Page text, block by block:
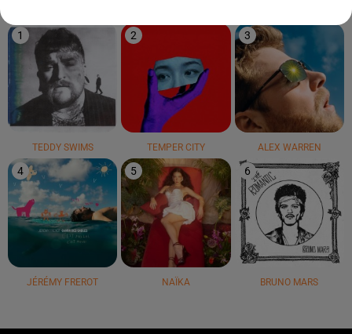
1
TEDDY SWIMS
2
TEMPER CITY
3
ALEX WARREN
4
JÉRÉMY FREROT
5
NAÏKA
6
BRUNO MARS